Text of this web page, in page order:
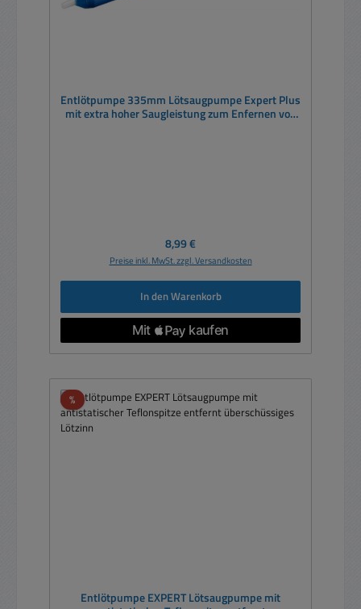
Entlötpumpe 335mm Lötsaugpumpe Expert Plus
mit extra hoher Saugleistung zum Enfernen von
Regulärer Preis:
8,99 €
Preise inkl. MwSt. zzgl. Versandkosten
In den Warenkorb
%Rabatt
Entlötpumpe EXPERT Lötsaugpumpe mit